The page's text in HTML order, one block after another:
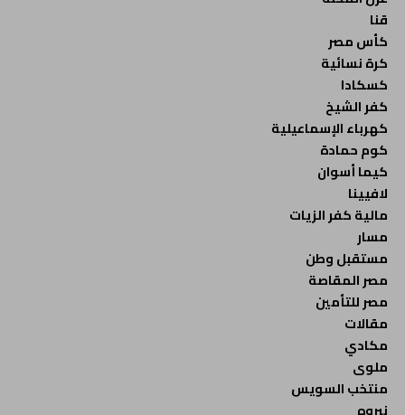
قنا
كأس مصر
كرة نسائية
كسكادا
كفر الشيخ
كهرباء الإسماعيلية
كوم حمادة
كيما أسوان
لافيينا
مالية كفر الزيات
مسار
مستقبل وطن
مصر المقاصة
مصر للتأمين
مقالات
مكادي
ملوى
منتخب السويس
نبروه